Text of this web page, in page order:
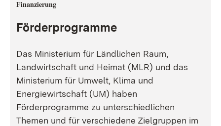
Finanzierung
Förderprogramme
Das Ministerium für Ländlichen Raum,
Landwirtschaft und Heimat (MLR) und das
Ministerium für Umwelt, Klima und
Energiewirtschaft (UM) haben
Förderprogramme zu unterschiedlichen
Themen und für verschiedene Zielgruppen im